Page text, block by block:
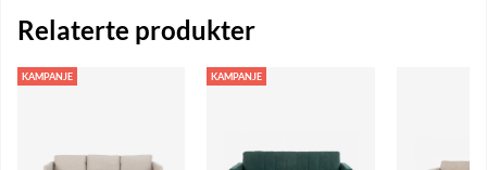
Relaterte produkter
KAMPANJE KAMPANJE